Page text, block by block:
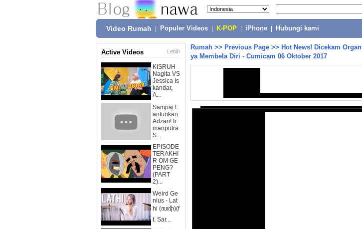
Video Rumah Populer Videos K-POP iPhone Hubungi kami
Active Videos Lebih
KISRUH
Nagita VS
Jessica Is
kandar,
A...
Sampai L
antunkan
Adzan! Ir
manputra
S...
EPISODE
TERAKHI
R OM GE
PENG?
(PART
2)...
Weird Ge
nius - Lat
hi (ꦭꦛꦶ)(f
t. Sar...
Rumah >> Previous Page >> Hot News! Dicekam
ya Membela Diri - Cumicam 06 Oktober 2017